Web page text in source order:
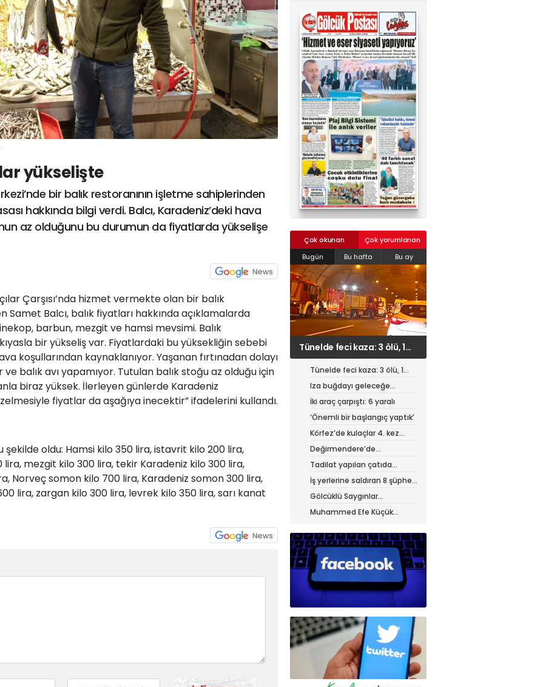
yükselişte
bir balık restoranının işletme sahiplerinden
hakkında bilgi verdi. Balcı, Karadeniz’deki hava
az olduğunu bu durumun da fiyatlarda yükselişe
Çarşısı’nda hizmet vermekte olan bir balık
Samet Balcı, balık fiyatları hakkında açıklamalarda
barbun, mezgit ve hamsi mevsimi. Balık
bir yükseliş var. Fiyatlardaki bu yüksekliğin sebebi
koşullarından kaynaklanıyor. Yaşanan fırtınadan dolayı
ve balık avı yapamıyor. Tutulan balık stoğu az olduğu için
biraz yüksek. İlerleyen günlerde Karadeniz
fiyatlar da aşağıya inecektir” ifadelerini kullandı.
şekilde oldu: Hamsi kilo 350 lira, istavrit kilo 200 lira,
mezgit kilo 300 lira, tekir Karadeniz kilo 300 lira,
Norveç somon kilo 700 lira, Karadeniz somon 300 lira,
lira, zargan kilo 300 lira, levrek kilo 350 lira, sarı kanat
Çok okunan
Çok yorumlanan
Bugün
Bu hafta Bu ay
Iza buğdayı geleceğe
taşınıyor
Tünelde feci kaza: 3 ölü, 1
ağır yaralı
Iza buğdayı geleceğe
taşınıyor
İki araç çarpıştı: 6 yaralı
‘Önemli bir başlangıç yaptık’
Körfez’de kulaçlar 4. kez
atıldı
Değirmendere’de
muhteşem festival
Tadilat yapılan çatıda
yangın
İş yerlerine saldıran 8 şüpheli
tutuklandı
Gölcüklü Saygınlar
hizmetten memnun
Muhammed Efe Küçük
02624132333
haber@golcukpostasi.com